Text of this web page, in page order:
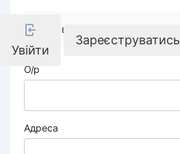
Увійти
Зареєструватись
Реквізити компанії
О/р
Адреса